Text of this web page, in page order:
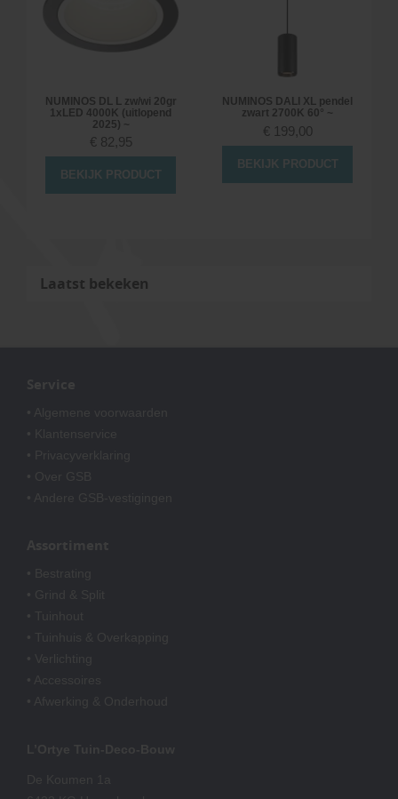
NUMINOS DL L zw/wi 20gr
1xLED 4000K (uitlopend
2025) ~
€ 82,95
BEKIJK PRODUCT
NUMINOS DALI XL pendel
zwart 2700K 60° ~
€ 199,00
BEKIJK PRODUCT
Laatst bekeken